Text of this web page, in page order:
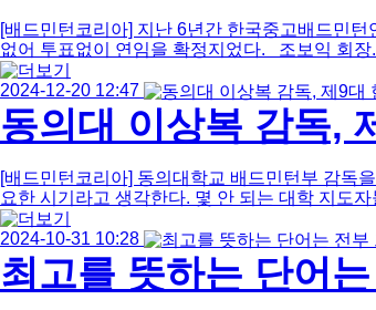
[배드민턴코리아] 지난 6년간 한국중고배드민
없어 투표없이 연임을 확정지었다. 조보익 회장
2024-12-20 12:47
동의대 이상복 감독,
[배드민턴코리아] 동의대학교 배드민턴부 감독
요한 시기라고 생각한다. 몇 안 되는 대학 지도
2024-10-31 10:28
최고를 뜻하는 단어